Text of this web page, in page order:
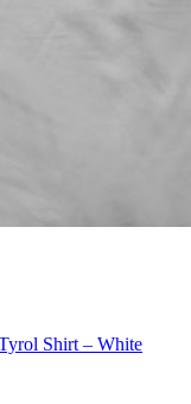
Shirt – White